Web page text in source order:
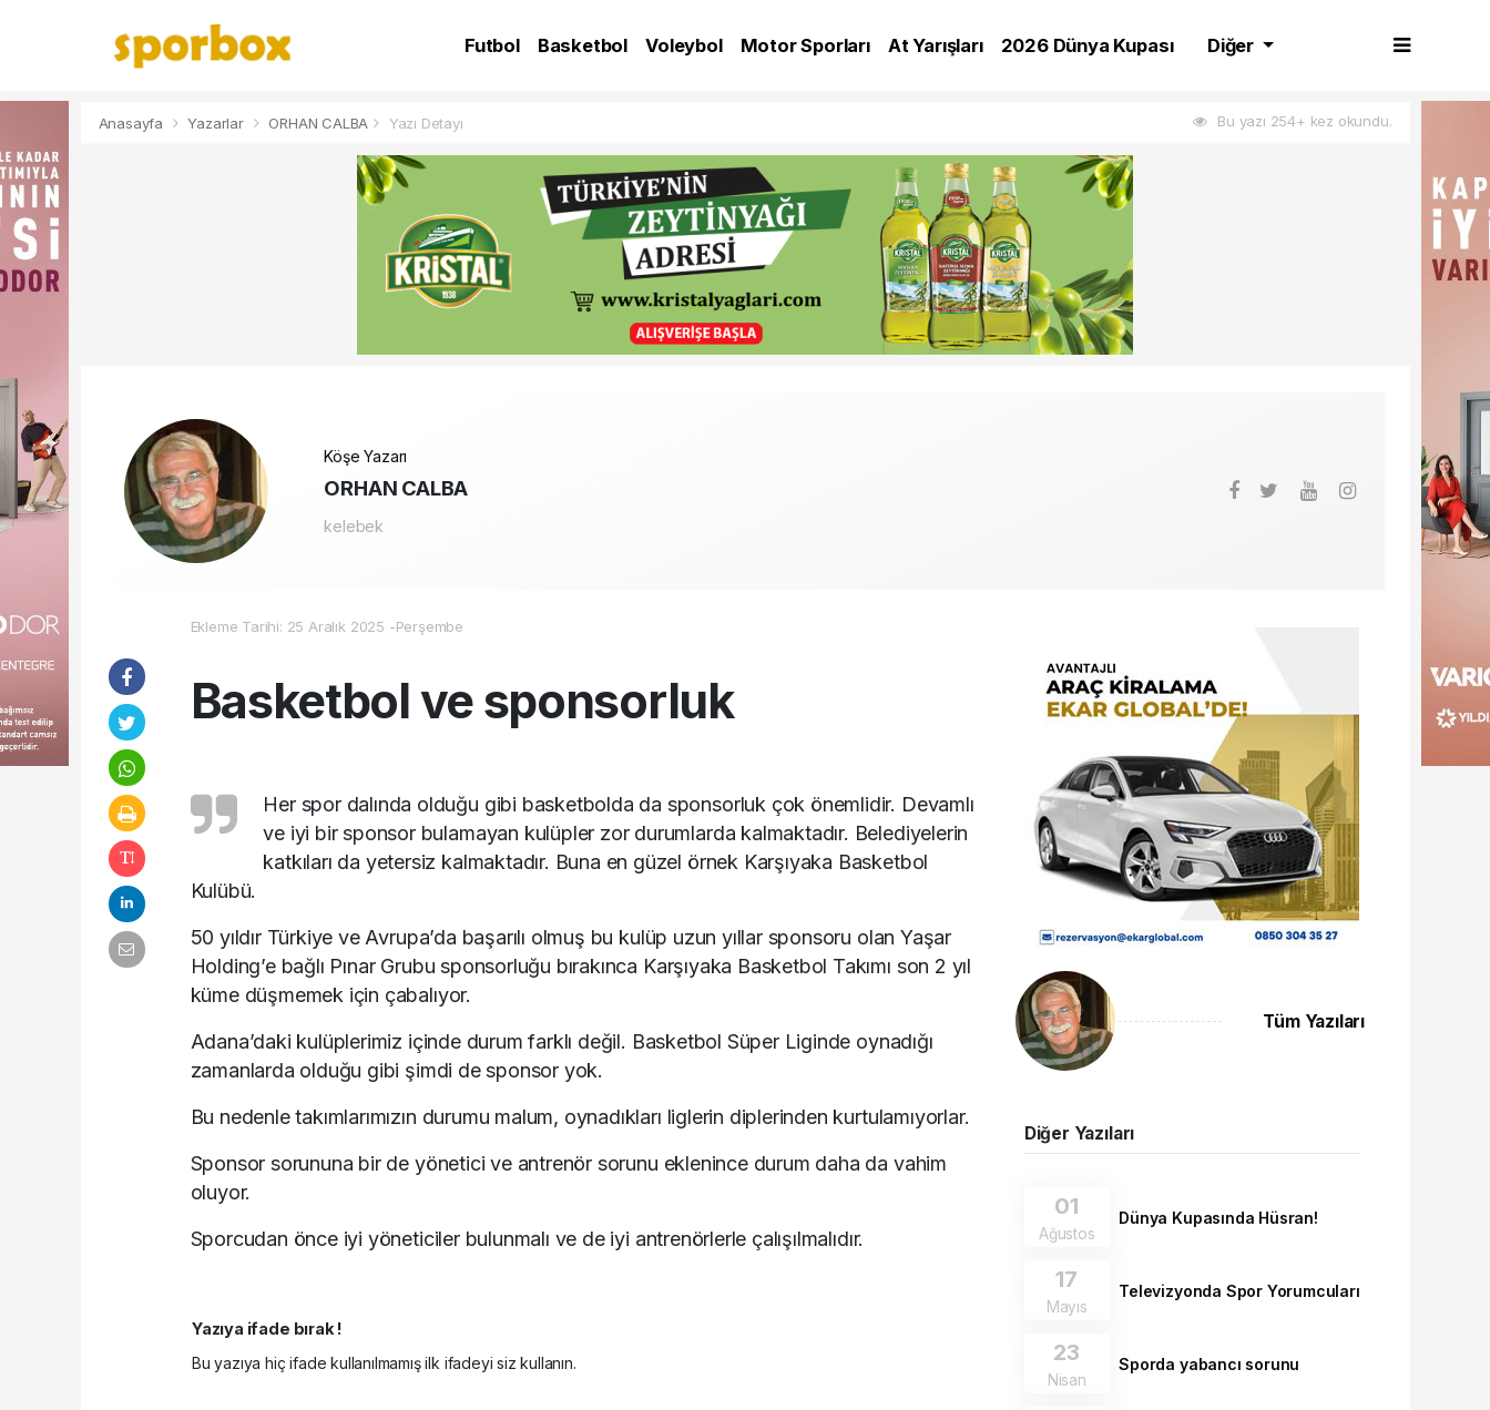
Futbol Basketbol Voleybol Motor Sporları At Yarışları
2026 Dünya Kupası
Diğer
Anasayfa Yazarlar ORHAN CALBA Yazı Detayı Bu yazı 254+ kez okundu.
Köşe Yazarı
ORHAN CALBA
kelebek
Ekleme Tarihi: 25 Aralık 2025 -Perşembe
Basketbol ve sponsorluk
Her spor dalında olduğu gibi basketbolda da sponsorluk çok önemlidir. Devamlı
ve iyi bir sponsor bulamayan kulüpler zor durumlarda kalmaktadır. Belediyelerin
katkıları da yetersiz kalmaktadır. Buna en güzel örnek Karşıyaka Basketbol
Kulübü.
50 yıldır Türkiye ve Avrupa’da başarılı olmuş bu kulüp uzun yıllar sponsoru olan Yaşar
Holding’e bağlı Pınar Grubu sponsorluğu bırakınca Karşıyaka Basketbol Takımı son 2 yıl
küme düşmemek için çabalıyor.
Adana’daki kulüplerimiz içinde durum farklı değil. Basketbol Süper Liginde oynadığı
zamanlarda olduğu gibi şimdi de sponsor yok.
Bu nedenle takımlarımızın durumu malum, oynadıkları liglerin diplerinden kurtulamıyorlar.
Sponsor sorununa bir de yönetici ve antrenör sorunu eklenince durum daha da vahim
oluyor.
Sporcudan önce iyi yöneticiler bulunmalı ve de iyi antrenörlerle çalışılmalıdır.
Yazıya ifade bırak !
Bu yazıya hiç ifade kullanılmamış ilk ifadeyi siz kullanın.
Tüm Yazıları
Diğer Yazıları
01
Ağustos
Dünya Kupasında Hüsran!
17
Mayıs
Televizyonda Spor Yorumcuları
23
Nisan
Sporda yabancı sorunu